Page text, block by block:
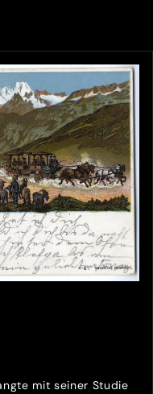
mit seiner Studie